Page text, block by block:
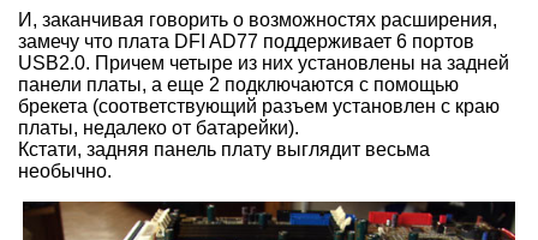
И, заканчивая говорить о возможностях расширения,
замечу что плата DFI AD77 поддерживает 6 портов
USB2.0. Причем четыре из них установлены на задней
панели платы, а еще 2 подключаются с помощью
брекета (соответствующий разъем установлен с краю
платы, недалеко от батарейки).
Кстати, задняя панель плату выглядит весьма
необычно.